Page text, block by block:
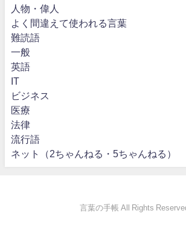
人物・偉人
よく間違えて使われる言葉
難読語
一般
英語
IT
ビジネス
医療
法律
流行語
ネット（2ちゃんねる・5ちゃんねる）
言葉の手帳 All Rights